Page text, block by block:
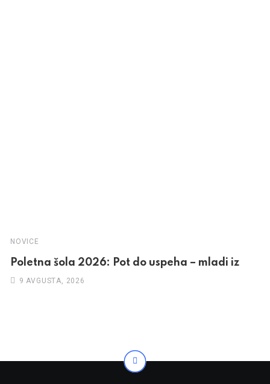
NOVICE
Poletna šola 2026: Pot do uspeha – mladi iz
9 AVGUSTA, 2026